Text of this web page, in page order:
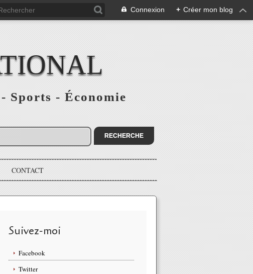
Connexion + Créer mon blog
- Économie
CONTACT
Suivez-moi
Facebook
Twitter